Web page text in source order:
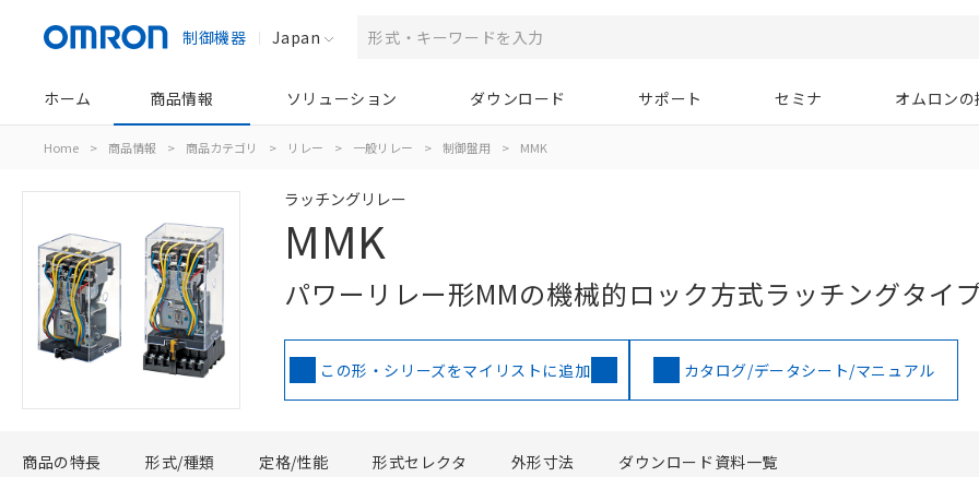
制御機器 Japan
ホーム 商品情報 ソリューション ダウンロード サポート セミナ オムロン
Home > 商品情報 > 商品カテゴリ > リレー > 一般リレー > 制御盤用 > MMK
ラッチングリレー
MMK
パワーリレー形MMの機械的ロック方式ラッチングタイ
この形・シリーズをマイリストに追加 カタログ/データシート/マニュアル
商品の特長 形式/種類 定格/性能 形式セレクタ 外形寸法 ダウンロード資料一覧